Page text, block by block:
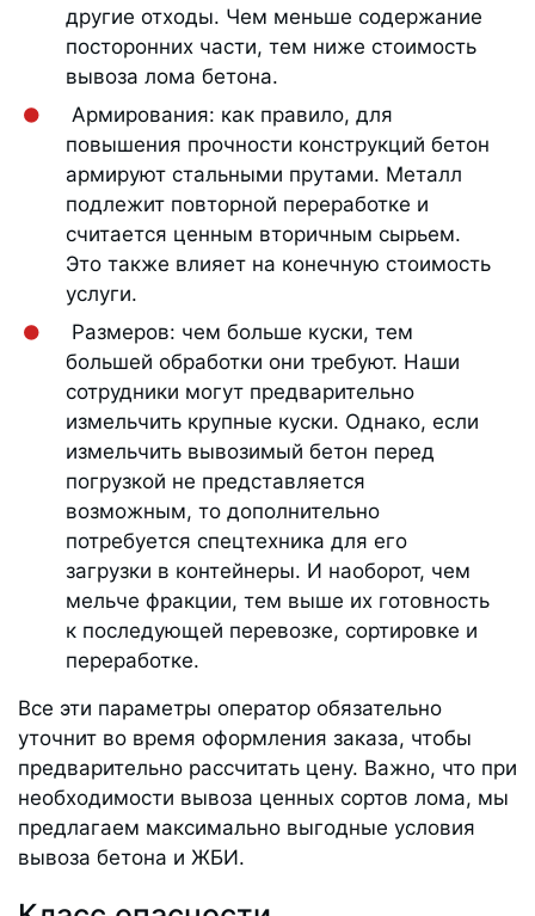
другие отходы. Чем меньше содержание
посторонних части, тем ниже стоимость
вывоза лома бетона.
Армирования: как правило, для
повышения прочности конструкций бетон
армируют стальными прутами. Металл
подлежит повторной переработке и
считается ценным вторичным сырьем.
Это также влияет на конечную стоимость
услуги.
Размеров: чем больше куски, тем
большей обработки они требуют. Наши
сотрудники могут предварительно
измельчить крупные куски. Однако, если
измельчить вывозимый бетон перед
погрузкой не представляется
возможным, то дополнительно
потребуется спецтехника для его
загрузки в контейнеры. И наоборот, чем
мельче фракции, тем выше их готовность
к последующей перевозке, сортировке и
переработке.
Все эти параметры оператор обязательно
уточнит во время оформления заказа, чтобы
предварительно рассчитать цену. Важно, что при
необходимости вывоза ценных сортов лома, мы
предлагаем максимально выгодные условия
вывоза бетона и ЖБИ.